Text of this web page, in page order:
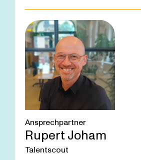
Ansprechpartner
Rupert Joham
Talentscout